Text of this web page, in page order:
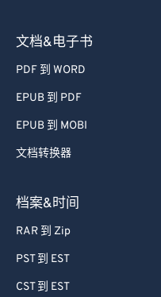
文档&电子书
PDF 到 WORD
EPUB 到 PDF
EPUB 到 MOBI
文档转换器
档案&时间
RAR 到 Zip
PST 到 EST
CST 到 EST